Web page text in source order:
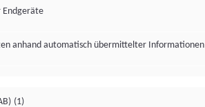
Endgeräte
anhand automatisch übermittelter Informationen
(1)